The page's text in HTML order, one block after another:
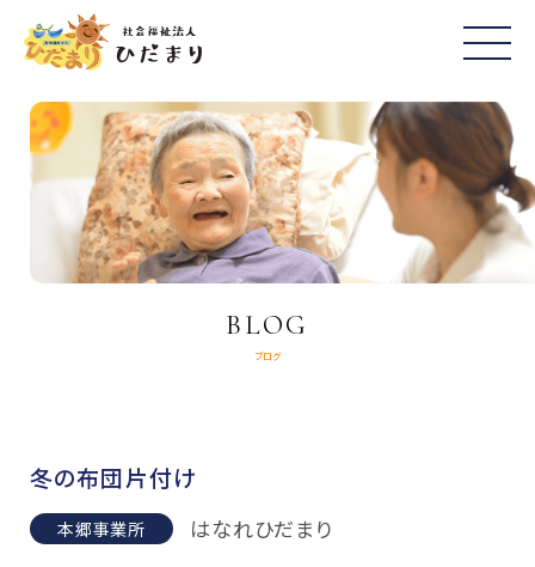
BLOG
ブログ
冬の布団片付け
本郷事業所 はなれひだまり